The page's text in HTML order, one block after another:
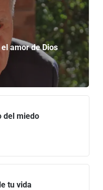
amor de Dios
del miedo
tu vida